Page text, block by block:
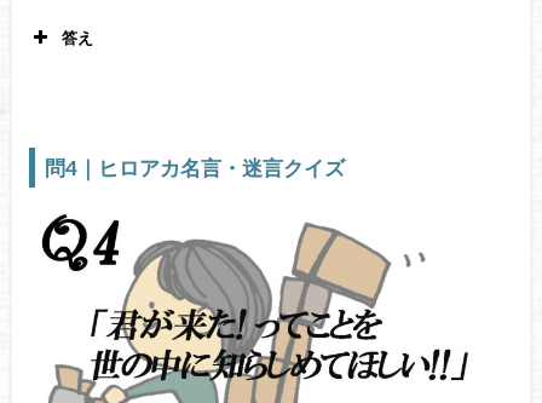
答え
問4｜ヒロアカ名言・迷言クイズ